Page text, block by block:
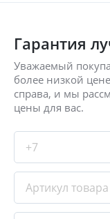
Гарантия
Уважаемый
более низкой
справа, и мы
цены для вас.